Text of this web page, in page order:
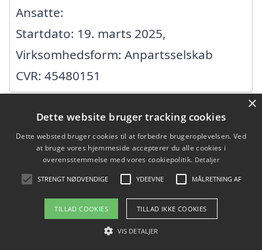
Ansatte:
Startdato: 19. marts 2025,
Virksomhedsform: Anpartsselskab
CVR: 45480151
AAT Tømrer ApS
Toftevej 4, 8500 Grenaa
Ansatte:
Virksomhedsform: Anpartsselskab
×
Dette website bruger tracking cookies
Dette websted bruger cookies til at forbedre brugeroplevelsen. Ved
at bruge vores hjemmeside accepterer du alle cookies i
overensstemmelse med vores cookiepolitik. Detaljer
STRENGT NØDVENDIGE YDEEVNE MÅLRETNING AF
TILLAD COOKIES TILLAD IKKE COOKIES
VIS DETALJER